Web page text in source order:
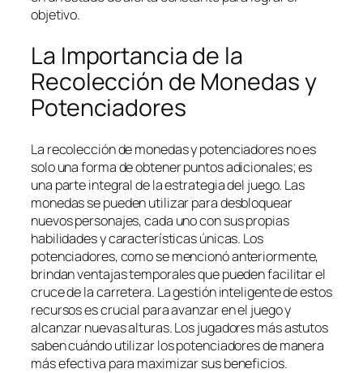
objetivo.
La Importancia de la
Recolección de Monedas y
Potenciadores
La recolección de monedas y potenciadores no es
solo una forma de obtener puntos adicionales; es
una parte integral de la estrategia del juego. Las
monedas se pueden utilizar para desbloquear
nuevos personajes, cada uno con sus propias
habilidades y características únicas. Los
potenciadores, como se mencionó anteriormente,
brindan ventajas temporales que pueden facilitar el
cruce de la carretera. La gestión inteligente de estos
recursos es crucial para avanzar en el juego y
alcanzar nuevas alturas. Los jugadores más astutos
saben cuándo utilizar los potenciadores de manera
más efectiva para maximizar sus beneficios.